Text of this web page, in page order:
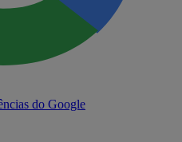
do Google